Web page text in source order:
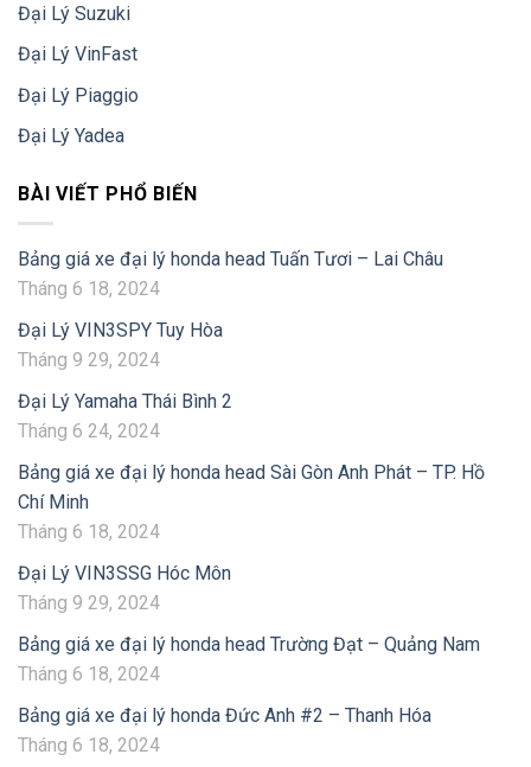
Đại Lý Suzuki
Đại Lý VinFast
Đại Lý Piaggio
Đại Lý Yadea
BÀI VIẾT PHỔ BIẾN
Bảng giá xe đại lý honda head Tuấn Tươi – Lai Châu
Tháng 6 18, 2024
Đại Lý VIN3SPY Tuy Hòa
Tháng 9 29, 2024
Đại Lý Yamaha Thái Bình 2
Tháng 6 24, 2024
Bảng giá xe đại lý honda head Sài Gòn Anh Phát – TP. Hồ
Chí Minh
Tháng 6 18, 2024
Đại Lý VIN3SSG Hóc Môn
Tháng 9 29, 2024
Bảng giá xe đại lý honda head Trường Đạt – Quảng Nam
Tháng 6 18, 2024
Bảng giá xe đại lý honda Đức Anh #2 – Thanh Hóa
Tháng 6 18, 2024